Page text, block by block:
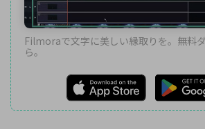
Filmoraで文字に美しい縁取りを。無料
ら。